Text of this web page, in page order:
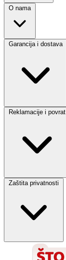
O nama
Garancija i dostava
Reklamacije i povrat
Zaštita privatnosti